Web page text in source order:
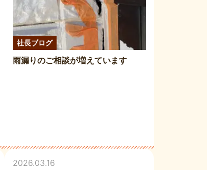
社長ブログ
雨漏りのご相談が増えています
2026.03.16